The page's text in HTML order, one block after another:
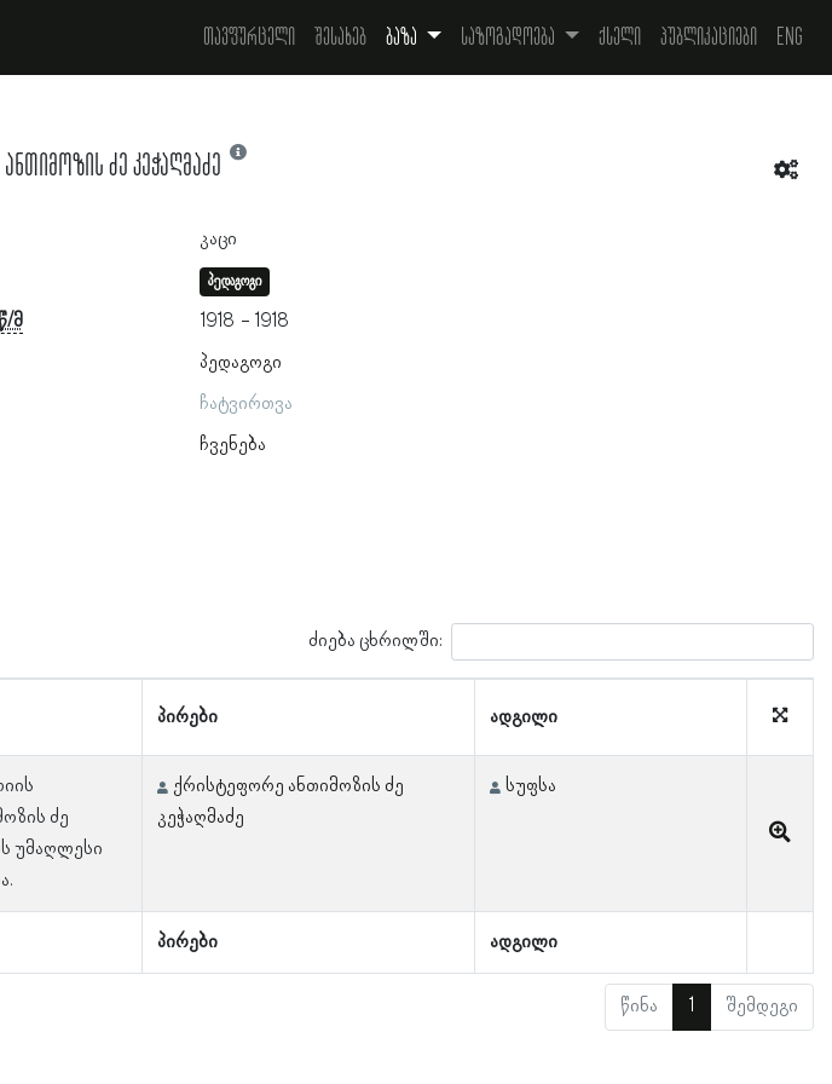
თავფურცელი შესახებ ბაზა საზოგადოება ქსელი პუბლიკაციები Eng
ძე კეჭაღმაძე
კაცი
პედაგოგი
მ 1918
1918
პედაგოგი
ჩატვირთვა
ჩვენება
ძიება ცხრილში:
პირები ადგილი
პირები ადგილი
ძე
უმაღლესი
ქრისტეფორე ანთიმოზის ძე
კეჭაღმაძე
სუფსა
წინა 1 შემდეგი